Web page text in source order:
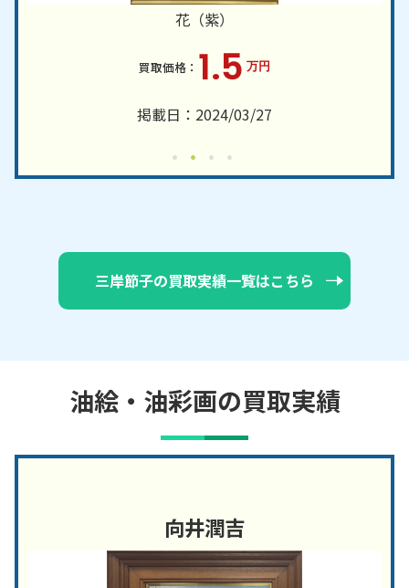
花（紫）
1.5 万円
掲載日：2024/03/27
三岸節子の買取実績一覧はこちら
油絵・油彩画の買取実績
向井潤吉